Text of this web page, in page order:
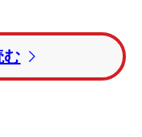
約17億5101万
イに入った岩井
）の大金をつかみ
む